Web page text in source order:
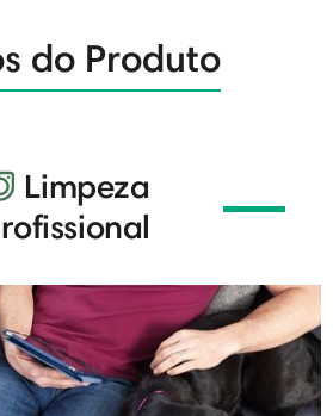
do Produto
Limpeza